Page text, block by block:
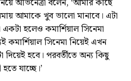
আমাকে খুব ভালো মানাবে। এটা
হলেও কমার্শিয়াল সিনেমা
সিনেমা নিয়েই এখন
হবে। পরবর্তীতে অন্য কিছু
যাচ্ছে।’